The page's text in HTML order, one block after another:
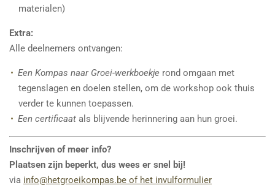
materialen)
Extra:
Alle deelnemers ontvangen:
Een Kompas naar Groei-werkboekje rond omgaan met
tegenslagen en doelen stellen, om de workshop ook thuis
verder te kunnen toepassen.
Een certificaat als blijvende herinnering aan hun groei.
Inschrijven of meer info?
Plaatsen zijn beperkt, dus wees er snel bij!
via info@hetgroeikompas.be of het invulformulier